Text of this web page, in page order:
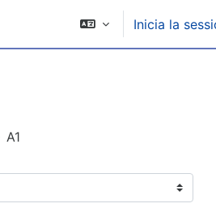
Inicia la
A1